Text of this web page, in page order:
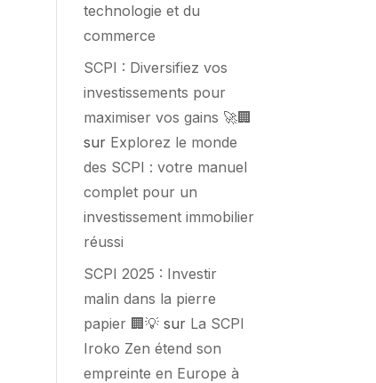
technologie et du
commerce
SCPI : Diversifiez vos
investissements pour
maximiser vos gains 🚀🏢
sur Explorez le monde
des SCPI : votre manuel
complet pour un
investissement immobilier
réussi
SCPI 2025 : Investir
malin dans la pierre
papier 🏢💡 sur La SCPI
Iroko Zen étend son
empreinte en Europe à